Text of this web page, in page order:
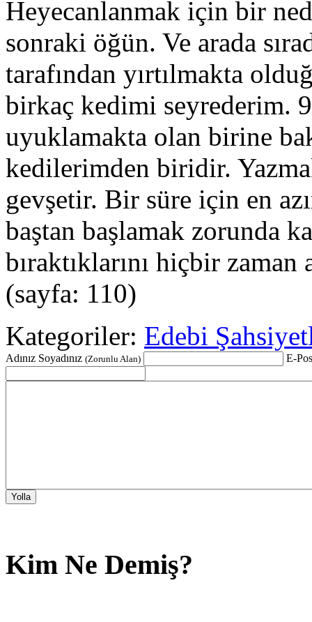
Heyecanlanmak için bir
sonraki öğün. Ve arada
tarafından yırtılmakta
birkaç kedimi seyrederim.
uyuklamakta olan birine
kedilerimden biridir.
gevşetir. Bir süre için en
baştan başlamak zorunda
bıraktıklarını hiçbir zaman
(sayfa: 110)
Kategoriler: Edebi
Adınız Soyadınız (Zorunlu Alan) E-
Kim Ne Demiş?